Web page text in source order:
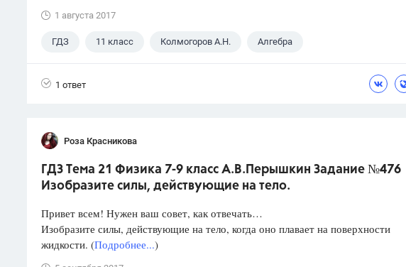
1 августа 2017
ГДЗ 11 класс Колмогоров А.Н. Алгебра
1 ответ
Роза Красникова
ГДЗ Тема 21 Физика 7-9 класс А.В.Перышкин Задание №476
Изобразите силы, действующие на тело.
Привет всем! Нужен ваш совет, как отвечать…
Изобразите силы, действующие на тело, когда оно плавает на поверхности
жидкости. (Подробнее...)